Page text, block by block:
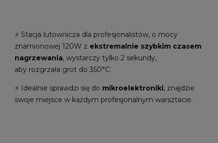
⚡ Stacja lutownicza dla profesjonalistów, o mocy
znamionowej 120W z ekstremalnie szybkim czasem
nagrzewania, wystarczy tylko 2 sekundy,
aby rozgrzała grot do 350°C
⚡ Idealnie sprawdzi się do mikroelektroniki, znajdzie
swoje miejsce w każdym profesjonalnym warsztacie.